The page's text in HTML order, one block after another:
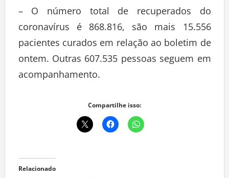
– O número total de recuperados do
coronavírus é 868.816, são mais 15.556
pacientes curados em relação ao boletim de
ontem. Outras 607.535 pessoas seguem em
acompanhamento.
Compartilhe isso:
Relacionado